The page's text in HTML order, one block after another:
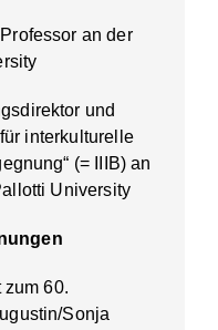
an der
und
interkulturelle
(= IIIB) an
University
60.
Sonja